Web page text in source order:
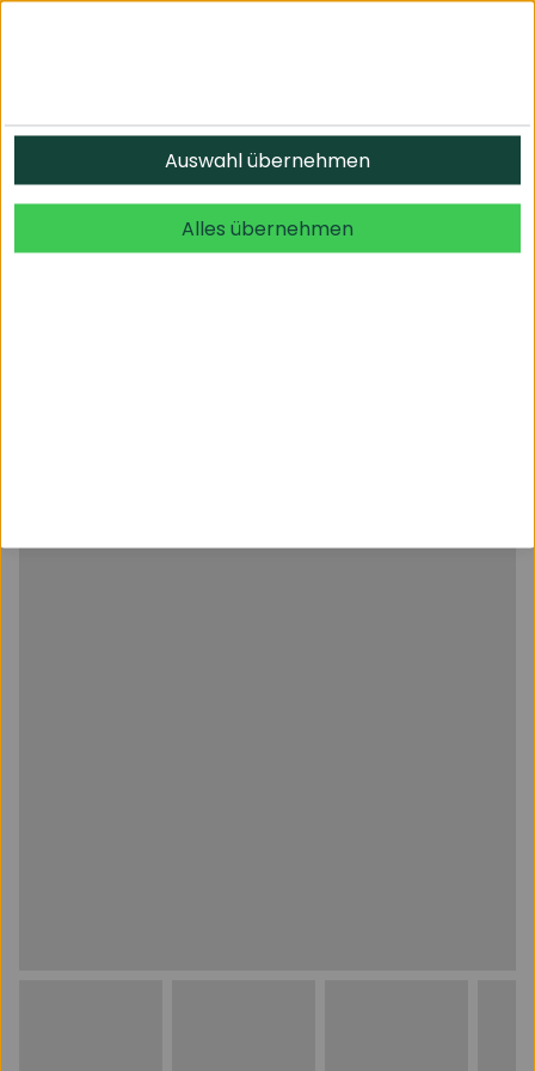
Auswahl übernehmen
Alles übernehmen